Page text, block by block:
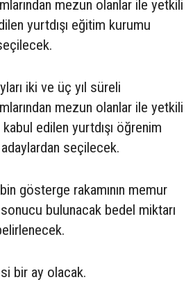
mezun olanlar ile yetkili
yurtdışı eğitim kurumu
iki ve üç yıl süreli
mezun olanlar ile yetkili
edilen yurtdışı öğrenim
seçilecek.
gösterge rakamının memur
sonucu bulunacak bedel miktarı
bir ay olacak.